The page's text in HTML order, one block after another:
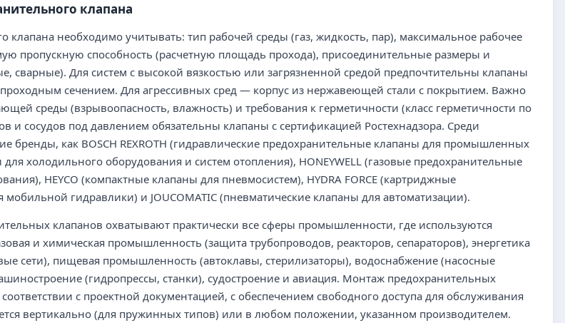
клапана
клапана необходимо учитывать: тип рабочей среды (газ, жидкость, пар), максимальное рабочее
пропускную способность (расчетную площадь прохода), присоединительные размеры и
сварные). Для систем с высокой вязкостью или загрязненной средой предпочтительны клапаны
сечением. Для агрессивных сред — корпус из нержавеющей стали с покрытием. Важно
среды (взрывоопасность, влажность) и требования к герметичности (класс герметичности по
и сосудов под давлением обязательны клапаны с сертификацией Ростехнадзора. Среди
бренды, как BOSCH REXROTH (гидравлические предохранительные клапаны для промышленных
для холодильного оборудования и систем отопления), HONEYWELL (газовые предохранительные
HEYCO (компактные клапаны для пневмосистем), HYDRA FORCE (картриджные
гидравлики) и JOUCOMATIC (пневматические клапаны для автоматизации).
клапанов охватывают практически все сферы промышленности, где используются
и химическая промышленность (защита трубопроводов, реакторов, сепараторов), энергетика
сети), пищевая промышленность (автоклавы, стерилизаторы), водоснабжение (насосные
(гидропрессы, станки), судостроение и авиация. Монтаж предохранительных
с проектной документацией, с обеспечением свободного доступа для обслуживания
вертикально (для пружинных типов) или в любом положении, указанном производителем.